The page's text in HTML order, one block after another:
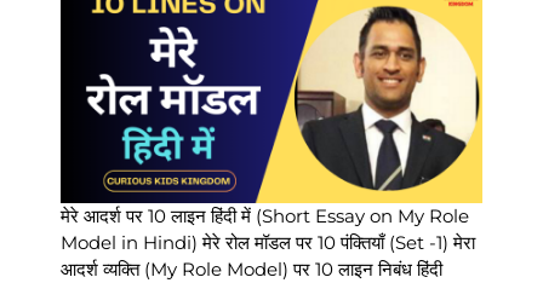
मेरे आदर्श पर 10 लाइन हिंदी में (Short Essay on My Role
Model in Hindi) मेरे रोल मॉडल पर 10 पंक्तियाँ (Set -1) मेरा
आदर्श व्यक्ति (My Role Model) पर 10 लाइन निबंध हिंदी